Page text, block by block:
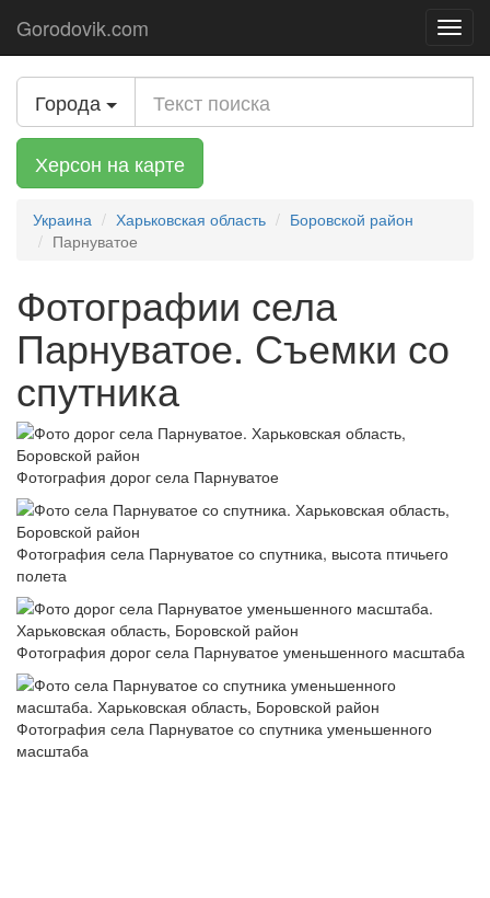
Gorodovik.com
Города
Херсон на карте
Украина Харьковская область
Боровской район
Парнуватое
Фотографии села
Парнуватое. Съемки со
спутника
Фотография дорог села Парнуватое
Фотография села Парнуватое со спутника, высота птичьего
полета
Фотография дорог села Парнуватое уменьшенного масштаба
Фотография села Парнуватое со спутника уменьшенного
масштаба